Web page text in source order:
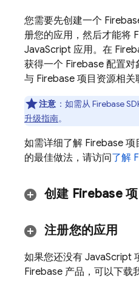
您需要先创建一个
册您的应用，然后才能将
JavaScript 应用。在
获得一个 Firebase 配置
与 Firebase 项目资源相关
注意 ：如需从 Firebase
升级指南。
如需详细了解 Firebase 项
的最佳做法，请访问了解
创建 Firebase 项
注册您的应用
如果您还没有 JavaScript
Firebase 产品，可以下载